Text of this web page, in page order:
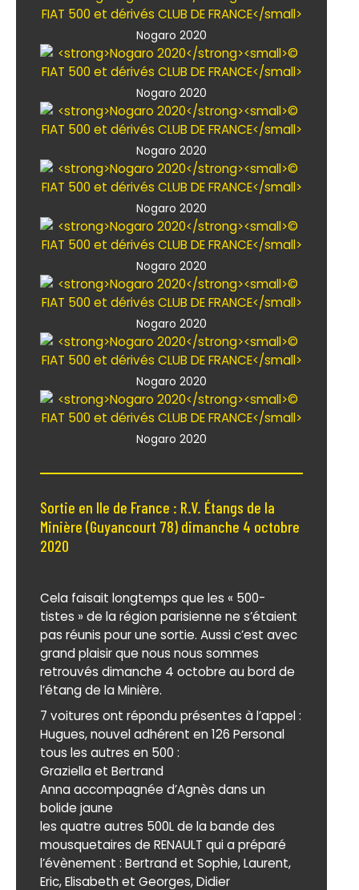
Nogaro 2020
Nogaro 2020
Nogaro 2020
Nogaro 2020
Nogaro 2020
Nogaro 2020
Nogaro 2020
Nogaro 2020
Sortie en Ile de France : R.V. Étangs de la
Minière (Guyancourt 78) dimanche 4 octobre
2020
Cela faisait longtemps que les « 500-
tistes » de la région parisienne ne s’étaient
pas réunis pour une sortie. Aussi c’est avec
grand plaisir que nous nous sommes
retrouvés dimanche 4 octobre au bord de
l’étang de la Minière.
7 voitures ont répondu présentes à l’appel :
Hugues, nouvel adhérent en 126 Personal
tous les autres en 500 :
Graziella et Bertrand
Anna accompagnée d’Agnès dans un
bolide jaune
les quatre autres 500L de la bande des
mousquetaires de RENAULT qui a préparé
l’évènement : Bertrand et Sophie, Laurent,
Eric, Elisabeth et Georges, Didier